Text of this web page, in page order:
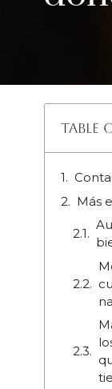
Table
Más